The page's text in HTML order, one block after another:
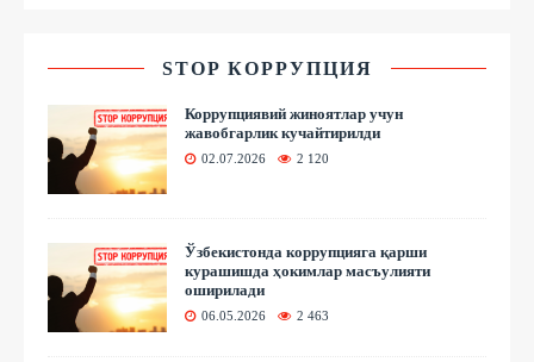
STOP КОРРУПЦИЯ
Коррупциявий жиноятлар учун
жавобгарлик кучайтирилди
02.07.2026 2 120
Ўзбекистонда коррупцияга қарши
курашишда ҳокимлар масъулияти
оширилади
06.05.2026 2 463